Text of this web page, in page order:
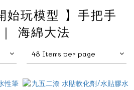
始玩模型 】手把手
海綿大法
48 Items per page